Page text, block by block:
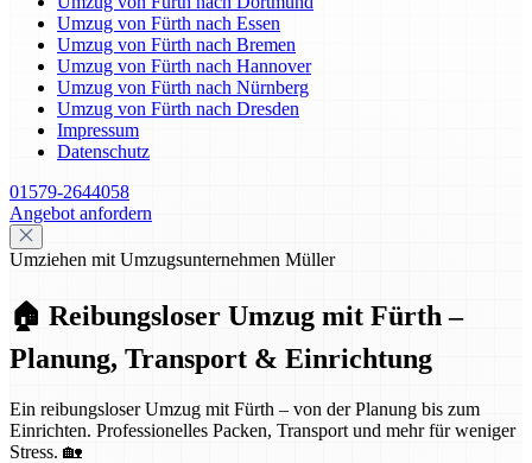
Umzug von Fürth nach Essen
Umzug von Fürth nach Bremen
Umzug von Fürth nach Hannover
Umzug von Fürth nach Nürnberg
Umzug von Fürth nach Dresden
Impressum
Datenschutz
01579-2644058
Angebot anfordern
Umziehen mit Umzugsunternehmen Müller
🏠 Reibungsloser Umzug mit Fürth –
Planung, Transport & Einrichtung
Ein reibungsloser Umzug mit Fürth – von der Planung bis zum
Einrichten. Professionelles Packen, Transport und mehr für weniger
Stress. 🏡